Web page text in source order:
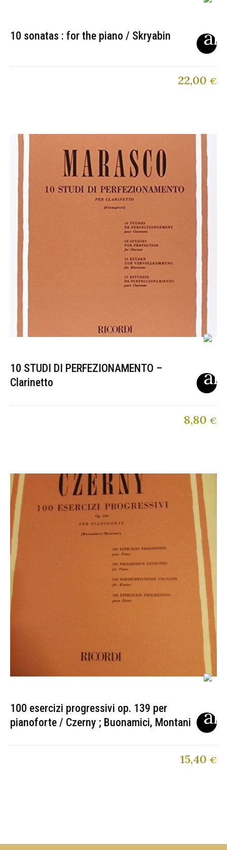
10 sonatas : for the piano / Skryabin
22,00 €
10 STUDI DI PERFEZIONAMENTO –
Clarinetto
8,80 €
100 esercizi progressivi op. 139 per
pianoforte / Czerny ; Buonamici, Montani
15,40 €